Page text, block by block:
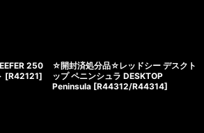
250
[R42121]
☆開封済処分品☆レッドシー デスクト
ップ ペニンシュラ DESKTOP
Peninsula [R44312/R44314]